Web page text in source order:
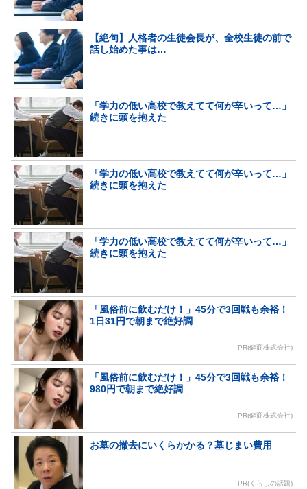
【絶句】人格者の生徒会長が、全校生徒の前で
話し始めた事は…
「学力の低い高校で教えてて何が辛いって…」
続きに頭を抱えた
「学力の低い高校で教えてて何が辛いって…」
続きに頭を抱えた
「学力の低い高校で教えてて何が辛いって…」
続きに頭を抱えた
「風俗前に飲むだけ！」45分で3回戦も余裕！
1日31円で朝まで絶好調
PR(健商株式会社)
「風俗前に飲むだけ！」45分で3回戦も余裕！
980円で朝まで絶好調
PR(健商株式会社)
お墓の撤去にいくらかかる？墓じまい費用
PR(くらしの話題)